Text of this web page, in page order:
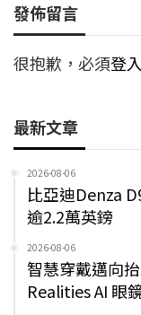
發佈留言
很抱歉，必須登入
最新文章
2026-08-06
比亞迪Denza
逾2.2萬英鎊
2026-08-06
智慧穿戴邁向
Realities AI 眼